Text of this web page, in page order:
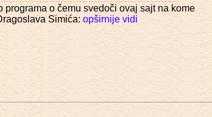
o čemu svedoči ovaj sajt na kome
Simića: opširnije vidi